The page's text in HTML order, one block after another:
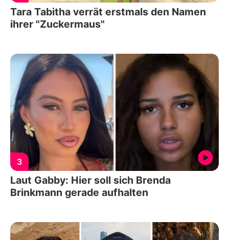
Tara Tabitha verrät erstmals den Namen
ihrer "Zuckermaus"
3
Laut Gabby: Hier soll sich Brenda
Brinkmann gerade aufhalten